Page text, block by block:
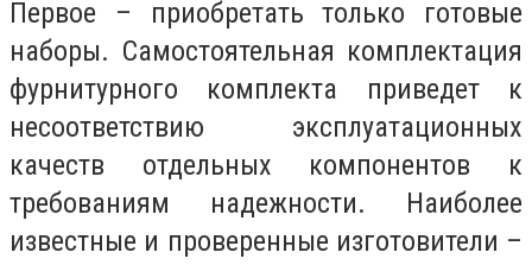
Первое – приобретать только готовые
наборы. Самостоятельная комплектация
фурнитурного комплекта приведет к
несоответствию эксплуатационных
качеств отдельных компонентов к
требованиям надежности. Наиболее
известные и проверенные изготовители –